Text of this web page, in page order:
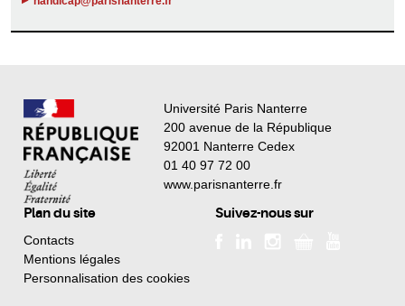
Université Paris Nanterre
200 avenue de la République
92001 Nanterre Cedex
01 40 97 72 00
www.parisnanterre.fr
Plan du site
Contacts
Mentions légales
Personnalisation des cookies
Suivez-nous sur